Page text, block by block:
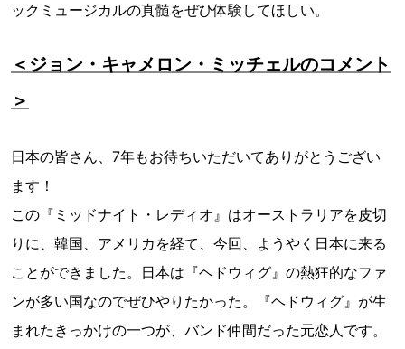
ックミュージカルの真髄をぜひ体験してほしい。
＜ジョン・キャメロン・ミッチェルのコメント
＞
日本の皆さん、7年もお待ちいただいてありがとうござい
ます！
この『ミッドナイト・レディオ』はオーストラリアを皮切
りに、韓国、アメリカを経て、今回、ようやく日本に来る
ことができました。日本は『ヘドウィグ』の熱狂的なファ
ンが多い国なのでぜひやりたかった。『ヘドウィグ』が生
まれたきっかけの一つが、バンド仲間だった元恋人です。